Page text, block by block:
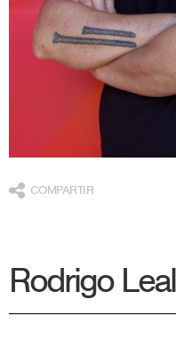
COMPARTIR
Rodrigo Leal